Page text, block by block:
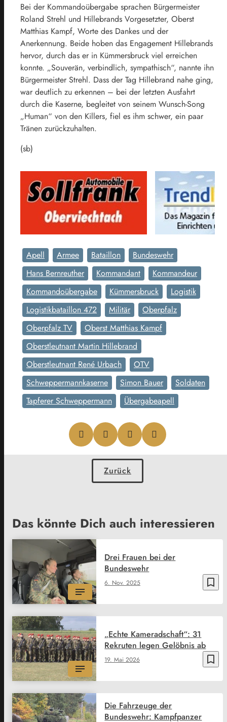
Bei der Kommandoübergabe sprachen Bürgermeister
Roland Strehl und Hillebrands Vorgesetzter, Oberst
Matthias Kampf, Worte des Dankes und der
Anerkennung. Beide hoben das Engagement Hillebrands
hervor, durch das er in Kümmersbruck viel erreichen
konnte. „Souverän, verbindlich, sympathisch“, nannte ihn
Bürgermeister Strehl. Dass der Tag Hillebrand nahe ging,
war deutlich zu erkennen – bei der letzten Ausfahrt
durch die Kaserne, begleitet von seinem Wunsch-Song
„Human“ von den Killers, fiel es ihm schwer, ein paar
Tränen zurückzuhalten.
(sb)
Apell Armee Bataillon
Bundeswehr
Hans Bernreuther
Kommandant
Kommandeur
Kommandoübergabe
Kümmersbruck
Logistik
Logistikbataillon 472
Militär
Oberpfalz
Oberpfalz TV
Oberst Matthias Kampf
Oberstleutnant Martin Hillebrand
Oberstleutnant René Urbach
OTV
Schweppermannkaserne
Simon Bauer
Soldaten
Tapferer Schweppermann
Übergabeapell
Zurück
Das könnte Dich auch interessieren
bookmark_border
6. Nov. 2025
Drei Frauen bei der
Bundeswehr
bookmark_border
19. Mai 2026
„Echte Kameradschaft“: 31
Rekruten legen Gelöbnis ab
Die Fahrzeuge der
Bundeswehr: Kampfpanzer